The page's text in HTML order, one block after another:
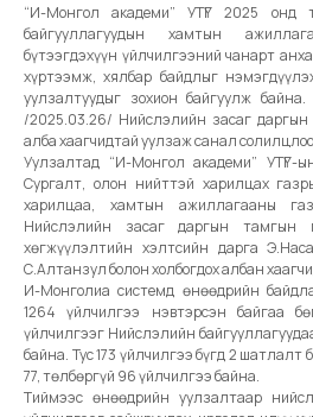
“И-Монгол академи” УТҮГ 2025 онд
байгууллагуудын хамтын
бүтээгдэхүүн үйлчилгээний чанарт
хүртээмж, хялбар байдлыг
уулзалтуудыг зохион байгуулж
/2025.03.26/ Нийслэлийн засаг
алба хаагчидтай уулзаж санал
Уулзалтад “И-Монгол академи” УТҮГ-
Сургалт, олон нийттэй харилцах
харилцаа, хамтын ажиллагааны
Нийслэлийн засаг даргын тамгын
хөгжүүлэлтийн хэлтсийн дарга
С.Алтанзул болон холбогдох албан
И-Монголиа системд өнөөдрийн
1264 үйлчилгээ нэвтэрсэн байгаа
үйлчилгээг Нийслэлийн
байна. Тус 173 үйлчилгээ бүгд 2 шатлалт
77, төлбөргүй 96 үйлчилгээ байна.
Тиймээс өнөөдрийн уулзалтаар